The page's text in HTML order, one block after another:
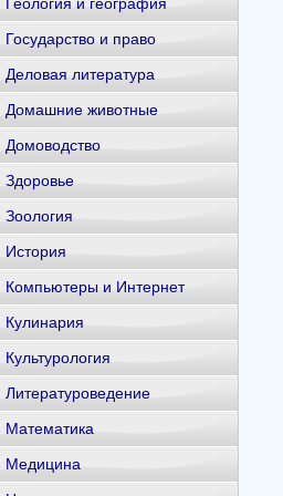
Государство и право
Деловая литература
Домашние животные
Домоводство
Здоровье
Зоология
История
Компьютеры и Интернет
Кулинария
Культурология
Литературоведение
Математика
Медицина